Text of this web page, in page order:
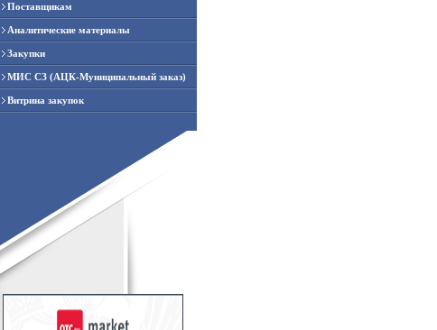
Поставщикам
Аналитические материалы
Закупки
МИС СЗ (АЦК-Муниципальный заказ)
Витрина закупок